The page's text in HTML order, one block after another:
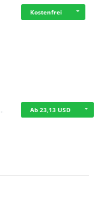
Kostenfrei
Ab 23,13 USD